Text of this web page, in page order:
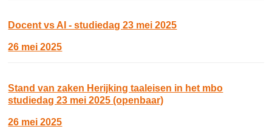
Docent vs AI - studiedag 23 mei 2025
26 mei 2025
Stand van zaken Herijking taaleisen in het mbo
studiedag 23 mei 2025 (openbaar)
26 mei 2025